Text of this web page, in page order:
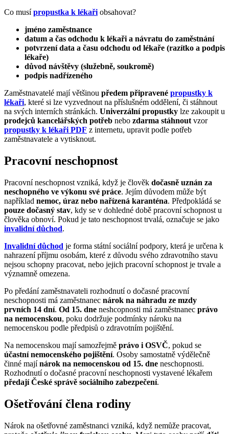
Co musípropustka k lékaři obsahovat?
jméno zaměstnance
datum a čas odchodu k lékaři a návratu do zaměstnání
potvrzení data a času odchodu od lékaře (razítko a podpis
lékaře)
důvod návštěvy (služebně, soukromě)
podpis nadřízeného
Zaměstnavatelé mají většinou předem připravené propustky k
lékaři, které si lze vyzvednout na příslušném oddělení, či stáhnout
na svých interních stránkách. Univerzální propustky lze zakoupit u
prodejců kancelářských potřeb nebo zdarma stáhnout vzor
propustky k lékaři PDF z internetu, upravit podle potřeb
zaměstnavatele a vytisknout.
Pracovní neschopnost
Pracovní neschopnost vzniká, když je člověk dočasně uznán za
neschopného ve výkonu své práce. Jejím důvodem může být
například nemoc, úraz nebo nařízená karanténa. Předpokládá se
pouze dočasný stav, kdy se v dohledné době pracovní schopnost u
člověka obnoví. Pokud je tato neschopnost trvalá, označuje se jako
invalidní důchod.
Invalidní důchod je forma státní sociální podpory, která je určena k
nahrazení příjmu osobám, které z důvodu svého zdravotního stavu
nejsou schopny pracovat, nebo jejich pracovní schopnost je trvale a
významně omezena.
Po předání zaměstnavateli rozhodnutí o dočasné pracovní
neschopnosti má zaměstnanec nárok na náhradu ze mzdy
prvních 14 dní. Od 15. dne neshcopnosti má zaměstnanec právo
na nemocenskou, poku dodržuje podmínky nároku na
nemocenskou podle předpisů o zdravotním pojištění.
Na nemocenskou mají samozřejmě právo i OSVČ, pokud se
účastní nemocenského pojištění. Osoby samostatně výdělečně
činné majínárok na nemocenskou od 15. dne neschopnosti.
Rozhodnutí o dočasné pracovní neschopnosti vystavené lékařem
předají České správě sociálního zabezpečení.
Ošetřování člena rodiny
Nárok na ošetřovné zaměstnanci vzniká, když nemůže pracovat,